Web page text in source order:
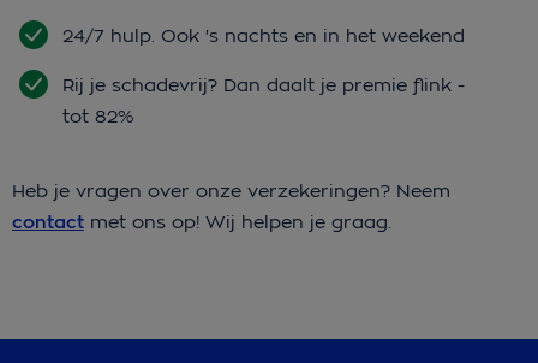
24/7 hulp. Ook 's nachts en in het weekend
Rij je schadevrij? Dan daalt je premie flink -
tot 82%
Heb je vragen over onze verzekeringen? Neem
contact met ons op! Wij helpen je graag.